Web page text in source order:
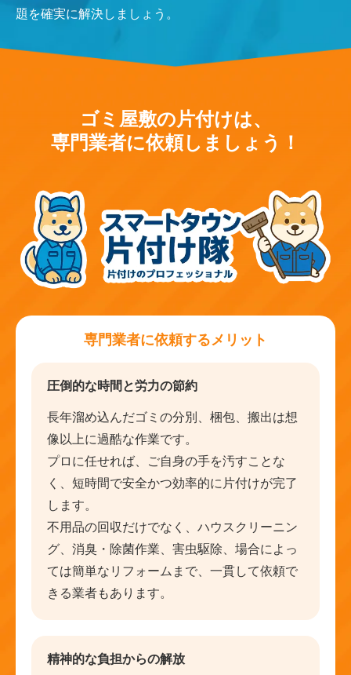
題を確実に解決しましょう。
ゴミ屋敷の片付けは、
専門業者に依頼しましょう！
専門業者に依頼するメリット
圧倒的な時間と労力の節約
長年溜め込んだゴミの分別、梱包、搬出は想
像以上に過酷な作業です。
プロに任せれば、ご自身の手を汚すことな
く、短時間で安全かつ効率的に片付けが完了
します。
不用品の回収だけでなく、ハウスクリーニン
グ、消臭・除菌作業、害虫駆除、場合によっ
ては簡単なリフォームまで、一貫して依頼で
きる業者もあります。
精神的な負担からの解放